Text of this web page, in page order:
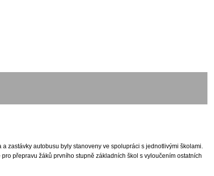
zastávky autobusu byly stanoveny ve spolupráci s jednotlivými školami.
přepravu žáků prvního stupně základních škol s vyloučením ostatních